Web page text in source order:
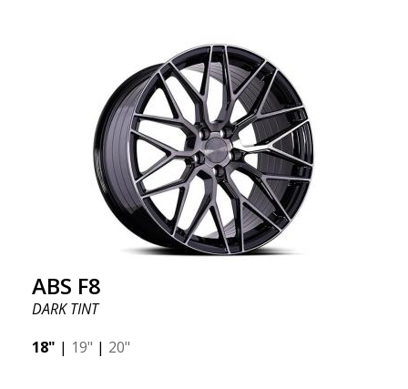
ABS F8
DARK TINT
18" | 19" | 20"